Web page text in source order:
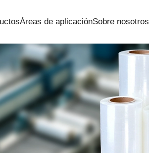
Áreas de aplicaciónSobre nosotros